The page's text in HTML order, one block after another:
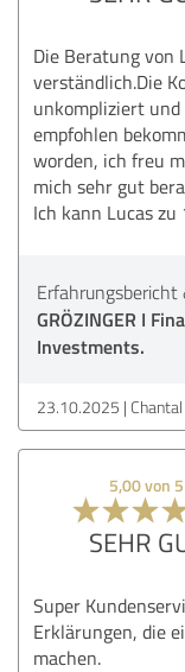
Die Beratung von
verständlich.Die
unkompliziert und
empfohlen
worden, ich freu
mich sehr gut
Ich kann Lucas
GRÖZINGER I
Investments.
23.10.2025 Chantal
5,00 von 5
SEHR
Super
Erklärungen, die
machen.